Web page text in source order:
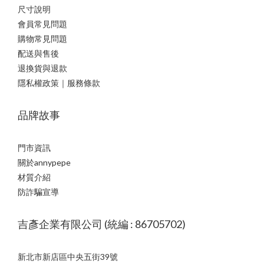
尺寸說明
會員常見問題
購物常見問題
配送與售後
退換貨與退款
隱私權政策｜服務條款
品牌故事
門市資訊
關於annypepe
材質介紹
防詐騙宣導
吉彥企業有限公司 (統編 : 86705702)
新北市新店區中央五街39號